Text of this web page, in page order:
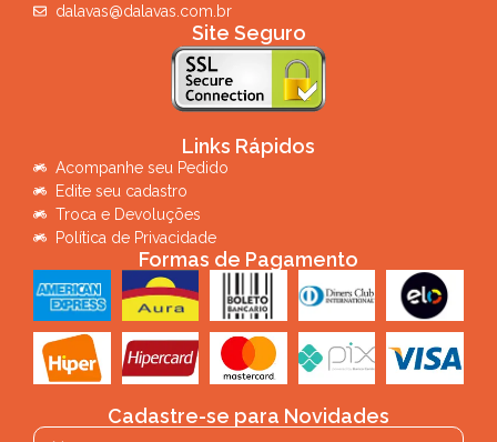
dalavas@dalavas.com.br
Site Seguro
Links Rápidos
Acompanhe seu Pedido
Edite seu cadastro
Troca e Devoluções
Política de Privacidade
Formas de Pagamento
Cadastre-se para Novidades